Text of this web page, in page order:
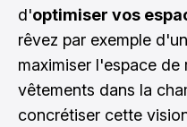
d'optimiser vos
rêvez par exemple
maximiser l'espace de
vêtements dans la
concrétiser cette